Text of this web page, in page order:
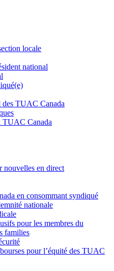
locale
national
des TUAC Canada
TUAC Canada
nouvelles en direct
en consommant syndiqué
nationale
pour les membres du
families
pour l’équité des TUAC